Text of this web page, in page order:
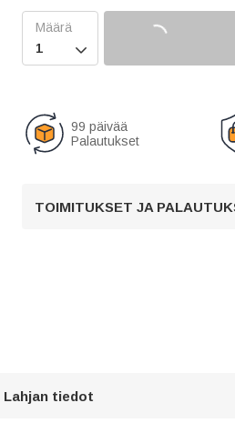

99 päivää
Palautukset
TOIMITUKSET JA
Lahjan tiedot